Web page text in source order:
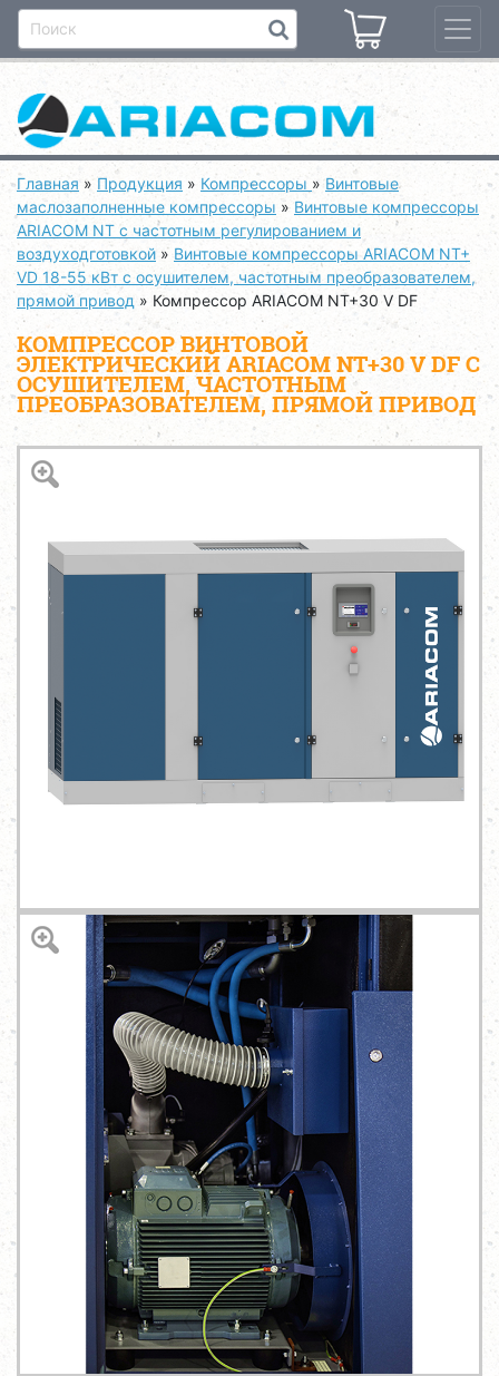
Главная » Продукция » Компрессоры » Винтовые
маслозаполненные компрессоры » Винтовые компрессоры
ARIACOM NT с частотным регулированием и
воздуходготовкой » Винтовые компрессоры ARIACOM NT+
VD 18-55 кВт с осушителем, частотным преобразователем,
прямой привод » Компрессор ARIACOM NT+30 V DF
КОМПРЕССОР ВИНТОВОЙ
ЭЛЕКТРИЧЕСКИЙ ARIACOM NT+30 V DF С
ОСУШИТЕЛЕМ, ЧАСТОТНЫМ
ПРЕОБРАЗОВАТЕЛЕМ, ПРЯМОЙ ПРИВОД